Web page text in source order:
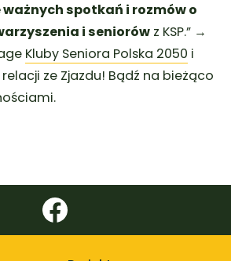
ważnych spotkań i rozmów o
i seniorów z KSP.” →
Kluby Seniora Polska 2050 i
ze Zjazdu! Bądź na bieżąco